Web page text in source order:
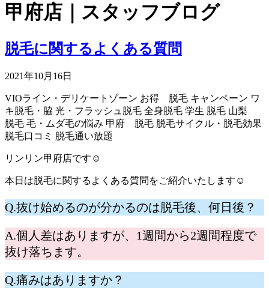
甲府店｜スタッフブログ
脱毛に関するよくある質問
2021年10月16日
VIOライン・デリケートゾーン お得 脱毛 キャンペーン ワ
キ脱毛・脇 光・フラッシュ脱毛 全身脱毛 学生 脱毛 山梨
脱毛 毛・ムダ毛の悩み 甲府 脱毛 脱毛サイクル・脱毛効果
脱毛口コミ 脱毛通い放題
リンリン甲府店です☺
本日は脱毛に関するよくある質問をご紹介いたします☺
Q.抜け始めるのが分かるのは脱毛後、何日後？
A.個人差はありますが、1週間から2週間程度で
抜け落ちます。
Q.痛みはありますか？